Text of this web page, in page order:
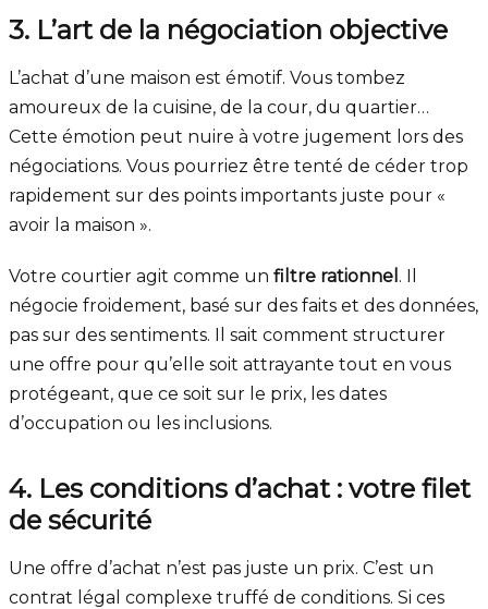
3. L’art de la négociation objective
L’achat d’une maison est émotif. Vous tombez
amoureux de la cuisine, de la cour, du quartier…
Cette émotion peut nuire à votre jugement lors des
négociations. Vous pourriez être tenté de céder trop
rapidement sur des points importants juste pour «
avoir la maison ».
Votre courtier agit comme un filtre rationnel . Il
négocie froidement, basé sur des faits et des données,
pas sur des sentiments. Il sait comment structurer
une offre pour qu’elle soit attrayante tout en vous
protégeant, que ce soit sur le prix, les dates
d’occupation ou les inclusions.
4. Les conditions d’achat : votre filet
de sécurité
Une offre d’achat n’est pas juste un prix. C’est un
contrat légal complexe truffé de conditions. Si ces